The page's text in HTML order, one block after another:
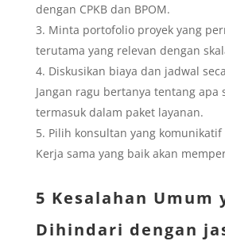
dengan CPKB dan BPOM.
Minta portofolio proyek yang
terutama yang relevan dengan
Diskusikan biaya dan jadwal
Jangan ragu bertanya tentang apa
termasuk dalam paket layanan.
Pilih konsultan yang
Kerja sama yang baik akan
5 Kesalahan Umum
Dihindari dengan